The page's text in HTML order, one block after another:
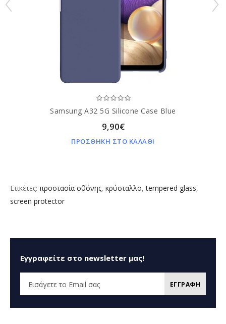
Samsung A32 5G Silicone Case Blue
9,90€
ΠΡΟΣΘΗΚΗ ΣΤΟ ΚΑΛΑΘΙ
Ετικέτες: προστασία οθόνης, κρύσταλλο,tempered glass,
screen protector
Εγγραφείτε στο newsletter μας!
ΕΓΓΡΑΦΗ